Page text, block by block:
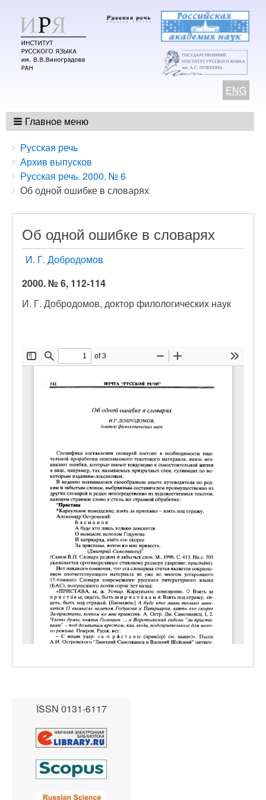
ENG
Главное меню
Breadcrumbs
You
are
here:
Русская речь
Архив выпусков
Русская речь. 2000. № 6
Об одной ошибке в словарях
Об одной ошибке в словарях
И. Г. Добродомов
2000. № 6, 112-114
И. Г. Добродомов, доктор филологических наук
ISSN 0131-6117